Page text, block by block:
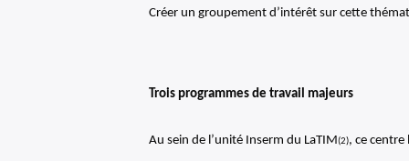
Créer un groupement d’intérêt sur cette
Trois programmes de travail majeurs
Au sein de l’unité Inserm du LaTIM(2), ce